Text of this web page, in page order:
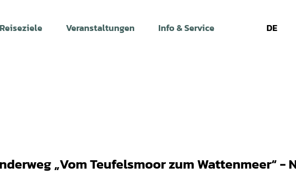
Reiseziele Veranstaltungen Info & Service DE
„Vom Teufelsmoor zum Wattenmeer“ -